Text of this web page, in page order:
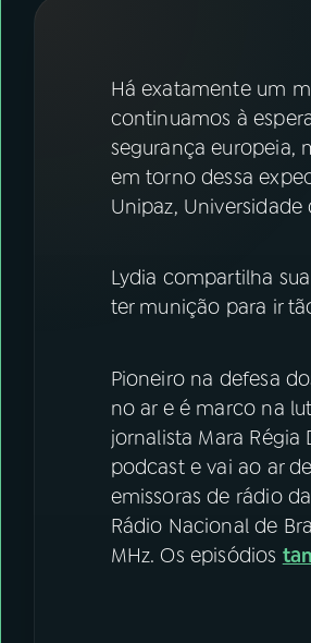
FESTIVAL DE MÚSICA
ACOMPANHE A RÁDIO NACIONAL
Há exatamente um
continuamos à
segurança europeia,
em torno dessa
Unipaz, Universidade
Lydia compartilha
ter munição para ir
Pioneiro na defesa
no ar e é marco na
jornalista Mara Régia
podcast e vai ao ar
emissoras de rádio
Rádio Nacional de
MHz. Os episódios